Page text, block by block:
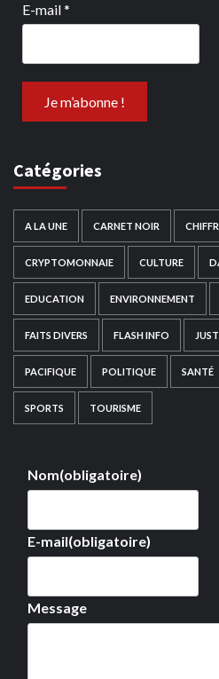
E-mail*
Catégories
A LA UNE CARNET NOIR
CRYPTOMONNAIE CULTURE
EDUCATION ENVIRONNEMENT
FAITS DIVERS FLASH INFO
PACIFIQUE POLITIQUE SANTÉ
SPORTS TOURISME
Nom(obligatoire)
E-mail(obligatoire)
Message